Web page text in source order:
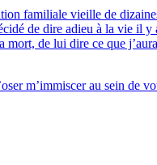
familiale vieille de
de dire adieu à la vie il y
de lui dire ce que
m’immiscer au sein de